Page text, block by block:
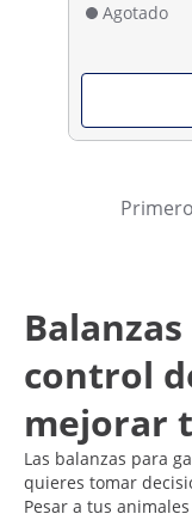
Agotado
Primero
control
mejorar
Las balanzas para
quieres tomar
Pesar a tus